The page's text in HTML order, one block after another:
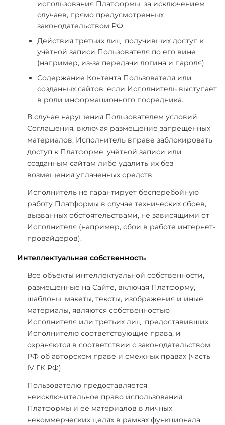
использования Платформы, за исключением
случаев, прямо предусмотренных
законодательством РФ.
Действия третьих лиц, получивших доступ к
учётной записи Пользователя по его вине
(например, из-за передачи логина и пароля).
Содержание Контента Пользователя или
созданных сайтов, если Исполнитель выступает
в роли информационного посредника.
В случае нарушения Пользователем условий
Соглашения, включая размещение запрещённых
материалов, Исполнитель вправе заблокировать
доступ к Платформе, учётной записи или
созданным сайтам либо удалить их без
возмещения уплаченных средств.
Исполнитель не гарантирует бесперебойную
работу Платформы в случае технических сбоев,
вызванных обстоятельствами, не зависящими от
Исполнителя (например, сбои в работе интернет-
провайдеров).
Интеллектуальная собственность
Все объекты интеллектуальной собственности,
размещённые на Сайте, включая Платформу,
шаблоны, макеты, тексты, изображения и иные
материалы, являются собственностью
Исполнителя или третьих лиц, предоставивших
Исполнителю соответствующие права, и
охраняются в соответствии с законодательством
РФ об авторском праве и смежных правах (часть
IV ГК РФ).
Пользователю предоставляется
неисключительное право использования
Платформы и её материалов в личных
некоммерческих целях в рамках функционала,